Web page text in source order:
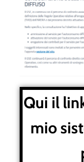
Qui il
mio